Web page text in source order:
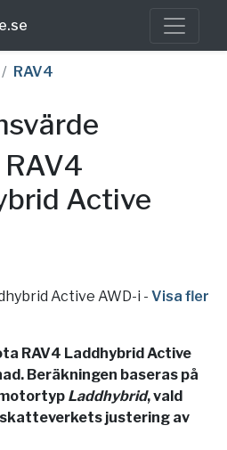
RAV4
Active
Active AWD-i - Visa fler
RAV4 Laddhybrid Active
Beräkningen baseras på
Laddhybrid, vald
justering av